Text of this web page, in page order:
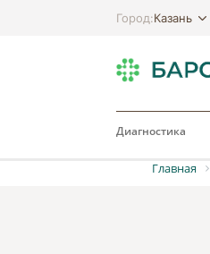
Город:Казань
Диагностика
Главная